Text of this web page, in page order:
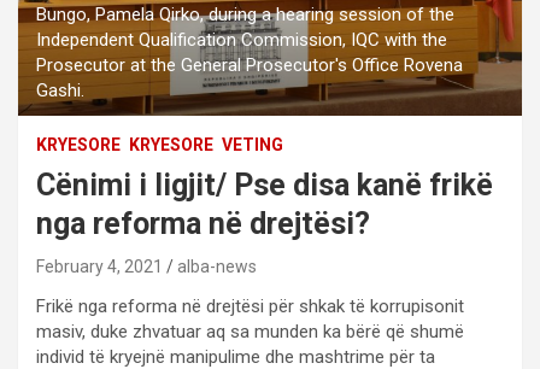
Bungo, Pamela Qirko, during a hearing session of the
Independent Qualification Commission, IQC with the
Prosecutor at the General Prosecutor's Office Rovena
Gashi.
KRYESORE KRYESORE VETING
Cënimi i ligjit/ Pse disa kanë frikë
nga reforma në drejtësi?
February 4, 2021 alba-news
Frikë nga reforma në drejtësi për shkak të korrupisonit
masiv, duke zhvatuar aq sa munden ka bërë që shumë
individ të kryejnë manipulime dhe mashtrime për ta